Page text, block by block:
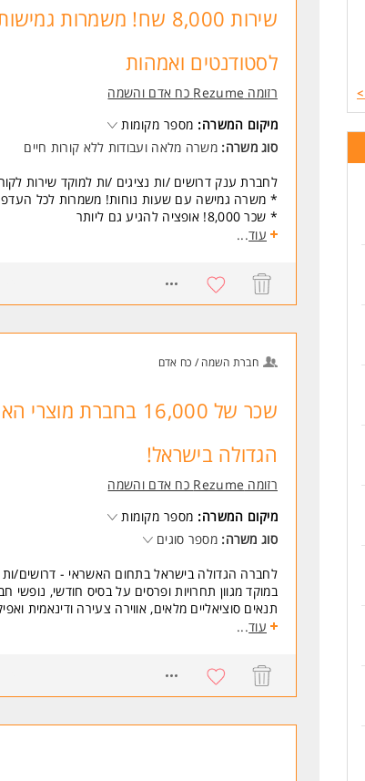
>
לעוד משרות ומידע על וולדורף אסטוריה >
שירות 8,000 שח! משמרות
לסטודנטים ואמהות
רזומה Rezume כח אדם והשמה
מיקום המשרה: מספר מקומות
סוג משרה: משרה מלאה ועבודות ללא קורות חיים
לחברת ענק דרושים /ות נציגים /ות למוקד שירות
* משרה גמישה עם שעות נוחות! משמרות לכל
* שכר 8,000! אופציה להגיע גם ליותר
* חדר אוכל
עבודה כעובדי חברה מהיום הראשון.
אווירה צעירה, שמחה, דינאמית ועם פוטנציאל
יכול להתאים גם לסטודנטים ואמהות.
דרישות:
יכולת עבודה בצוות.
סבלנות.
עוד...
חברת השמה / כח אדם
שכר של 16,000 בחברת
הגדולה בישראל!
רזומה Rezume כח אדם והשמה
מיקום המשרה: מספר מקומות
סוג משרה: מספר סוגים
לחברה הגדולה בישראל בתחום האשראי - דרושים/ות
במוקד מגוון תחרויות ופרסים על בסיס חודשי,
תנאים סוציאליים מלאים, אווירה צעירה ודינאמית
שכר - בסיס+ עמלות גבוהות במיוחד (שכר ממוצע של 12,000 ש"ח), אין תקרת שכר!!!
* מענק של 2000 שח לאחר חודשיים בתפקיד!
* חדר אוכל!!
* הסכם קיבוצי!
עוד...